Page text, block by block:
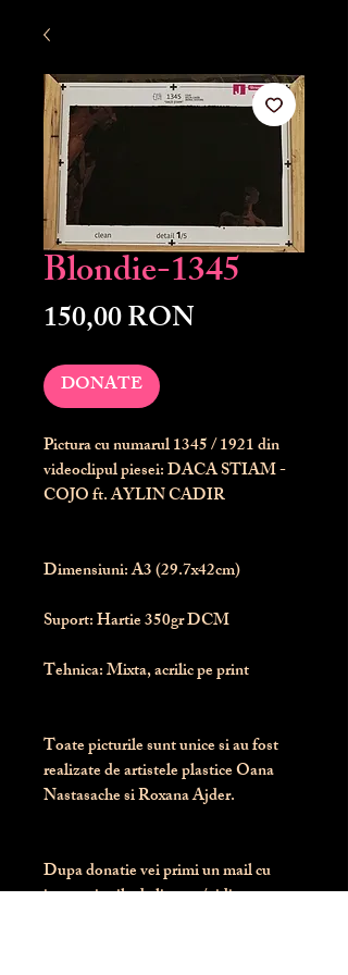
Blondie-1345
150,00 RONPreț
DONATE
Pictura cu numarul1345/ 1921 din
videoclipul piesei: DACA STIAM -
COJO ft. AYLIN CADIR
Dimensiuni: A3 (29.7x42cm)
Suport: Hartie 350gr DCM
Tehnica: Mixta, acrilic pe print
Toate picturile sunt unice si au fost
realizate de artistele plastice Oana
Nastasache si Roxana Ajder.
Dupa donatie vei primi un mail cu
instructiunile de livrare / ridicare.